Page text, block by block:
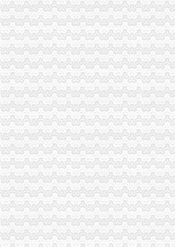
片】-宝安宝安易登网
客
-百科教程网_经验分享平台[上学
价格_厂家_图片-Hc360慧聪网
,人和网
中心_大河网
_一呼百应资讯频道
发价_出口货物流程货源--虎易网
—中国物通网
载_爱问共享资料
环球经贸网
_搜狐网